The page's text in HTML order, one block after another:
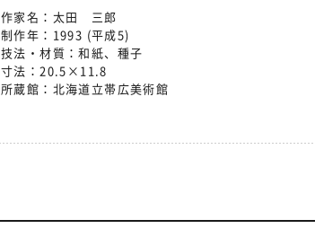
作家名： 太田 三郎
制作年： 1993 (平成5)
技法・材質：和紙、種子
寸法：20.5×11.8
所蔵館： 北海道立帯広美術館